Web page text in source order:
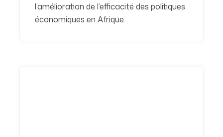
l’amélioration de l’efficacité des politiques
économiques en Afrique.